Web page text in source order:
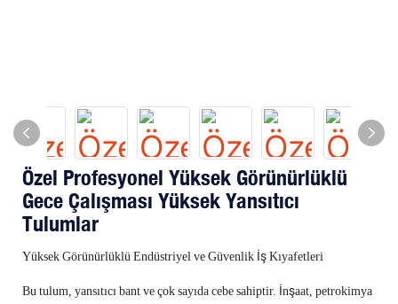
Özel Profesyonel Yüksek Görünürlüklü
Gece Çalışması Yüksek Yansıtıcı
Tulumlar
Yüksek Görünürlüklü Endüstriyel ve Güvenlik İş Kıyafetleri
Bu tulum, yansıtıcı bant ve çok sayıda cebe sahiptir. İnşaat, petrokimya